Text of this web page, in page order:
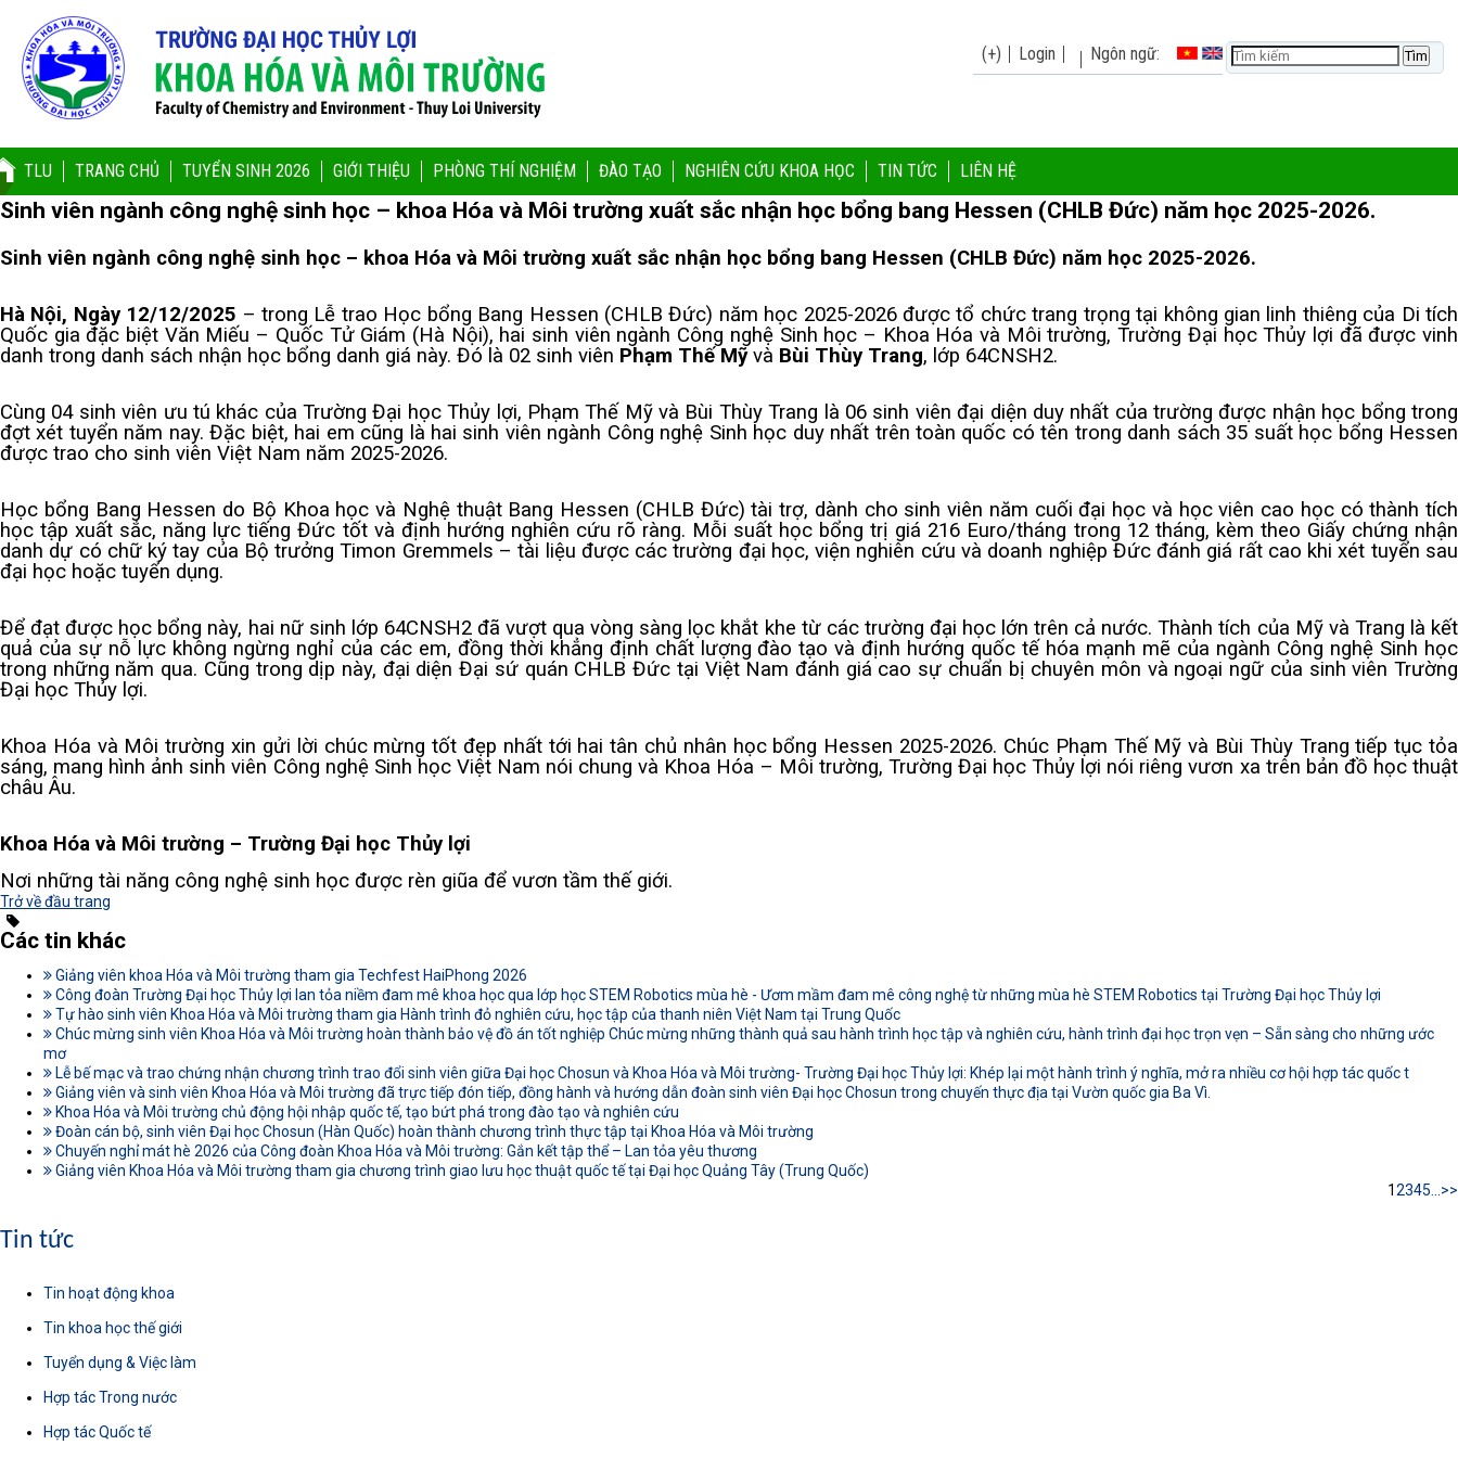
(+) Login Ngôn ngữ:
TLU TRANG CHỦ TUYỂN SINH 2026 GIỚI THIỆU PHÒNG THÍ NGHIỆM ĐÀO TẠO NGHIÊN CỨU KHOA HỌC TIN TỨC LIÊN HỆ
Sinh viên ngành công nghệ sinh học – khoa Hóa và Môi trường xuất sắc nhận học bổng bang Hessen (CHLB Đức) năm học 2025-2026.
Sinh viên ngành công nghệ sinh học – khoa Hóa và Môi trường xuất sắc nhận học bổng bang Hessen (CHLB Đức) năm học 2025-2026.
Hà Nội, Ngày 12/12/2025 – trong Lễ trao Học bổng Bang Hessen (CHLB Đức) năm học 2025-2026 được tổ chức trang trọng tại không gian linh thiêng của Di tích
Quốc gia đặc biệt Văn Miếu – Quốc Tử Giám (Hà Nội), hai sinh viên ngành Công nghệ Sinh học – Khoa Hóa và Môi trường, Trường Đại học Thủy lợi đã được vinh
danh trong danh sách nhận học bổng danh giá này. Đó là 02 sinh viên Phạm Thế Mỹvà Bùi Thùy Trang, lớp 64CNSH2.
Cùng 04 sinh viên ưu tú khác của Trường Đại học Thủy lợi, Phạm Thế Mỹ và Bùi Thùy Trang là 06 sinh viên đại diện duy nhất của trường được nhận học bổng trong
đợt xét tuyển năm nay. Đặc biệt, hai em cũng là hai sinh viên ngành Công nghệ Sinh học duy nhất trên toàn quốc có tên trong danh sách 35 suất học bổng Hessen
được trao cho sinh viên Việt Nam năm 2025-2026.
Học bổng Bang Hessen do Bộ Khoa học và Nghệ thuật Bang Hessen (CHLB Đức) tài trợ, dành cho sinh viên năm cuối đại học và học viên cao học có thành tích
học tập xuất sắc, năng lực tiếng Đức tốt và định hướng nghiên cứu rõ ràng. Mỗi suất học bổng trị giá 216 Euro/tháng trong 12 tháng, kèm theo Giấy chứng nhận
danh dự có chữ ký tay của Bộ trưởng Timon Gremmels – tài liệu được các trường đại học, viện nghiên cứu và doanh nghiệp Đức đánh giá rất cao khi xét tuyển sau
đại học hoặc tuyển dụng.
Để đạt được học bổng này, hai nữ sinh lớp 64CNSH2 đã vượt qua vòng sàng lọc khắt khe từ các trường đại học lớn trên cả nước. Thành tích của Mỹ và Trang là kết
quả của sự nỗ lực không ngừng nghỉ của các em, đồng thời khẳng định chất lượng đào tạo và định hướng quốc tế hóa mạnh mẽ của ngành Công nghệ Sinh học
trong những năm qua. Cũng trong dịp này, đại diện Đại sứ quán CHLB Đức tại Việt Nam đánh giá cao sự chuẩn bị chuyên môn và ngoại ngữ của sinh viên Trường
Đại học Thủy lợi.
Khoa Hóa và Môi trường xin gửi lời chúc mừng tốt đẹp nhất tới hai tân chủ nhân học bổng Hessen 2025-2026. Chúc Phạm Thế Mỹ và Bùi Thùy Trang tiếp tục tỏa
sáng, mang hình ảnh sinh viên Công nghệ Sinh học Việt Nam nói chung và Khoa Hóa – Môi trường, Trường Đại học Thủy lợi nói riêng vươn xa trên bản đồ học thuật
châu Âu.
Khoa Hóa và Môi trường – Trường Đại học Thủy lợi
Nơi những tài năng công nghệ sinh học được rèn giũa để vươn tầm thế giới.
Trở về đầu trang
Các tin khác
Giảng viên khoa Hóa và Môi trường tham gia Techfest HaiPhong 2026
Công đoàn Trường Đại học Thủy lợi lan tỏa niềm đam mê khoa học qua lớp học STEM Robotics mùa hè - Ươm mầm đam mê công nghệ từ những mùa hè STEM Robotics tại Trường Đại học Thủy lợi
Tự hào sinh viên Khoa Hóa và Môi trường tham gia Hành trình đỏ nghiên cứu, học tập của thanh niên Việt Nam tại Trung Quốc
Chúc mừng sinh viên Khoa Hóa và Môi trường hoàn thành bảo vệ đồ án tốt nghiệp Chúc mừng những thành quả sau hành trình học tập và nghiên cứu, hành trình đại học trọn vẹn – Sẵn sàng cho những ước
mơ
Lễ bế mạc và trao chứng nhận chương trình trao đổi sinh viên giữa Đại học Chosun và Khoa Hóa và Môi trường- Trường Đại học Thủy lợi: Khép lại một hành trình ý nghĩa, mở ra nhiều cơ hội hợp tác quốc t
Giảng viên và sinh viên Khoa Hóa và Môi trường đã trực tiếp đón tiếp, đồng hành và hướng dẫn đoàn sinh viên Đại học Chosun trong chuyến thực địa tại Vườn quốc gia Ba Vì.
Khoa Hóa và Môi trường chủ động hội nhập quốc tế, tạo bứt phá trong đào tạo và nghiên cứu
Đoàn cán bộ, sinh viên Đại học Chosun (Hàn Quốc) hoàn thành chương trình thực tập tại Khoa Hóa và Môi trường
Chuyến nghỉ mát hè 2026 của Công đoàn Khoa Hóa và Môi trường: Gắn kết tập thể – Lan tỏa yêu thương
Giảng viên Khoa Hóa và Môi trường tham gia chương trình giao lưu học thuật quốc tế tại Đại học Quảng Tây (Trung Quốc)
12345 >>
Tin tức
Tin hoạt động khoa
Tin khoa học thế giới
Tuyển dụng & Việc làm
Hợp tác Trong nước
Hợp tác Quốc tế